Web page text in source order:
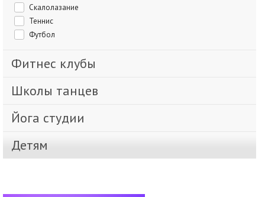
Скалолазание
Теннис
Футбол
Фитнес клубы
Школы танцев
Йога студии
Детям